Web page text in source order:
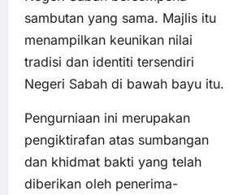
sambutan yang sama. Majlis itu
menampilkan keunikan nilai
tradisi dan identiti tersendiri
Negeri Sabah di bawah bayu itu.
Pengurniaan ini merupakan
pengiktirafan atas sumbangan
dan khidmat bakti yang telah
diberikan oleh penerima-